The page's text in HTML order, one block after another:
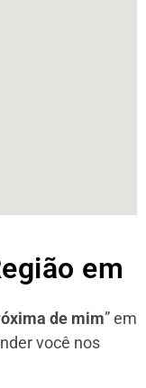
em
de mim” em
você nos